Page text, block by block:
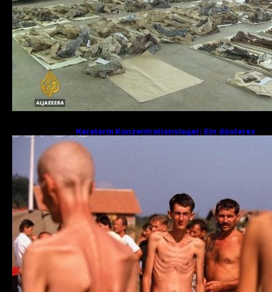
Keraterm Konzentrationslager: Ein düsteres
Kapitel des Bosnienkrieges und serbische
Kriegsverbrechen